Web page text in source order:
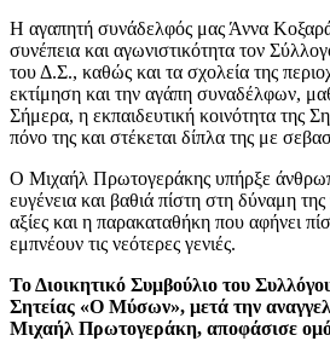
Η αγαπητή συνάδελφός μας Άννα
συνέπεια και αγωνιστικότητα τον
του Δ.Σ., καθώς και τα σχολεία της
εκτίμηση και την αγάπη συναδέλφων,
Σήμερα, η εκπαιδευτική κοινότητα της
πόνο της και στέκεται δίπλα της με
Ο Μιχαήλ Πρωτογεράκης υπήρξε
ευγένεια και βαθιά πίστη στη δύναμη
αξίες και η παρακαταθήκη που αφήνει
εμπνέουν τις νεότερες γενιές.
Το Διοικητικό Συμβούλιο του
Σητείας «Ο Μύσων», μετά την
Μιχαήλ Πρωτογεράκη, αποφάσισε